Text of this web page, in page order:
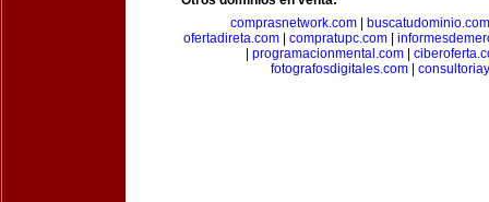
comprasnetwork.com
buscatudominio.com
ofertadireta.com| compratupc.com|
programacionmental.com|
fotografosdigitales.com|